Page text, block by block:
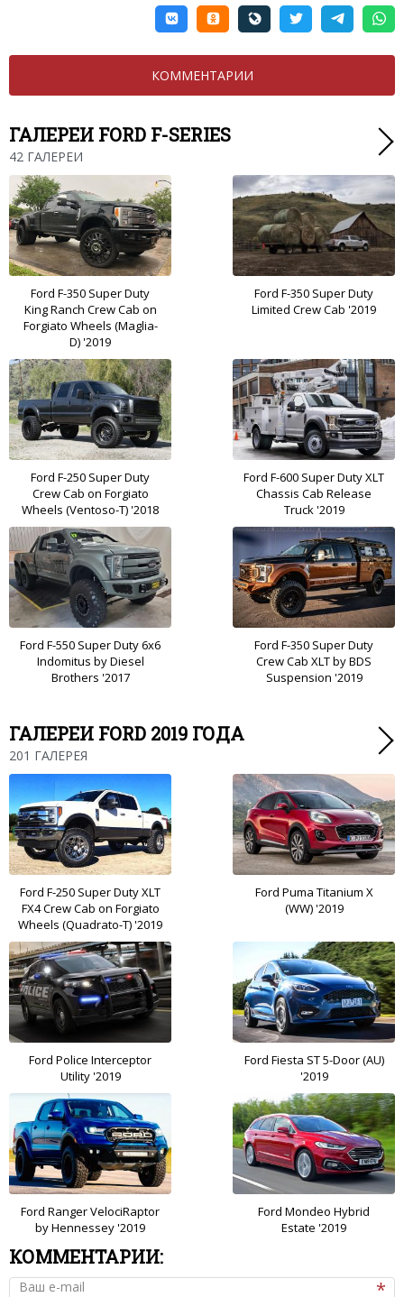
КОММЕНТАРИИ
ГАЛЕРЕИ FORD F-SERIES
42 ГАЛЕРЕИ
Ford F-350 Super Duty
King Ranch Crew Cab on
Forgiato Wheels (Maglia-
D) '2019
Ford F-350 Super Duty
Limited Crew Cab '2019
Ford F-250 Super Duty
Crew Cab on Forgiato
Wheels (Ventoso-T) '2018
Ford F-600 Super Duty XLT
Chassis Cab Release
Truck '2019
Ford F-550 Super Duty 6x6
Indomitus by Diesel
Brothers '2017
Ford F-350 Super Duty
Crew Cab XLT by BDS
Suspension '2019
ГАЛЕРЕИ FORD 2019 ГОДА
201 ГАЛЕРЕЯ
Ford F-250 Super Duty XLT
FX4 Crew Cab on Forgiato
Wheels (Quadrato-T) '2019
Ford Puma Titanium X
(WW) '2019
Ford Police Interceptor
Utility '2019
Ford Fiesta ST 5-Door (AU)
'2019
Ford Ranger VelociRaptor
by Hennessey '2019
Ford Mondeo Hybrid
Estate '2019
КОММЕНТАРИИ:
Ваш e-mail